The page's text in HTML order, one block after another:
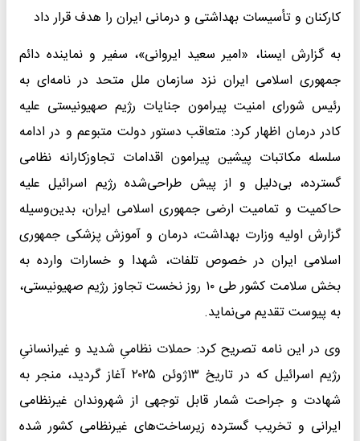
کارکنان و تأسیسات بهداشتی و درمانی ایران را هدف قرار داد
به گزارش ایسنا، «امیر سعید ایروانی»، سفیر و نماینده دائم
جمهوری اسلامی ایران نزد سازمان ملل متحد در نامه‌ای به
رئیس شورای امنیت پیرامون جنایات رژیم صهیونیستی علیه
کادر درمان اظهار کرد: متعاقب دستور دولت متبوعم و در ادامه‌
سلسله مکاتبات پیشین پیرامون اقدامات تجاوزکارانه‌ نظامی
گسترده، بی‌دلیل و از پیش طراحی‌شده‌ رژیم اسرائیل علیه
حاکمیت و تمامیت ارضی جمهوری اسلامی ایران، بدین‌وسیله
گزارش اولیه‌ وزارت بهداشت، درمان و آموزش پزشکی جمهوری
اسلامی ایران در خصوص تلفات، شهدا و خسارات وارده به
بخش سلامت کشور طی ۱۰ روز نخست تجاوز رژیم صهیونیستی،
به پیوست تقدیم می‌نماید.
وی در این نامه تصریح کرد: حملات نظامیِ شدید و غیرانسانیِ
رژیم اسرائیل که در تاریخ ۱۳ژوئن ۲۰۲۵ آغاز گردید، منجر به
شهادت و جراحت شمار قابل توجهی از شهروندان غیرنظامی
ایرانی و تخریب گسترده‌ زیرساخت‌های غیرنظامی کشور شده